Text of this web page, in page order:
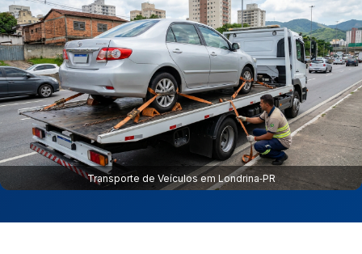
Transporte de Veículos em Londrina‑PR